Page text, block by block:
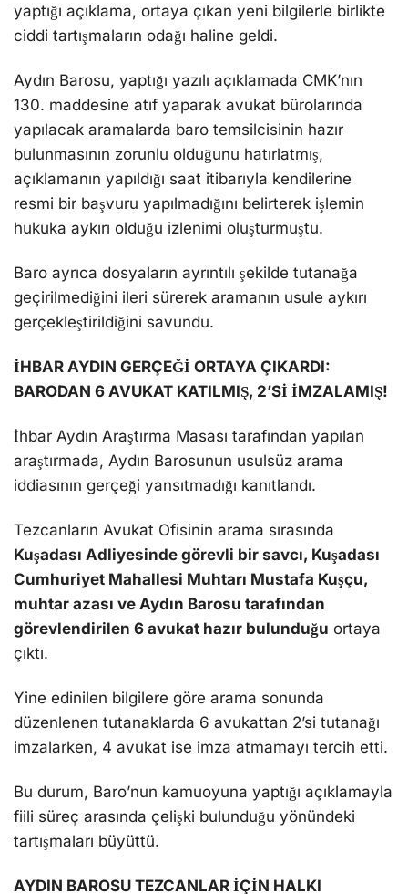
yaptığı açıklama, ortaya çıkan yeni bilgilerle birlikte
ciddi tartışmaların odağı haline geldi.
Aydın Barosu, yaptığı yazılı açıklamada CMK’nın
130. maddesine atıf yaparak avukat bürolarında
yapılacak aramalarda baro temsilcisinin hazır
bulunmasının zorunlu olduğunu hatırlatmış,
açıklamanın yapıldığı saat itibarıyla kendilerine
resmi bir başvuru yapılmadığını belirterek işlemin
hukuka aykırı olduğu izlenimi oluşturmuştu.
Baro ayrıca dosyaların ayrıntılı şekilde tutanağa
geçirilmediğini ileri sürerek aramanın usule aykırı
gerçekleştirildiğini savundu.
İHBAR AYDIN GERÇEĞİ ORTAYA ÇIKARDI:
BARODAN 6 AVUKAT KATILMIŞ, 2’Sİ İMZALAMIŞ!
İhbar Aydın Araştırma Masası tarafından yapılan
araştırmada, Aydın Barosunun usulsüz arama
iddiasının gerçeği yansıtmadığı kanıtlandı.
Tezcanların Avukat Ofisinin arama sırasında
Kuşadası Adliyesinde görevli bir savcı, Kuşadası
Cumhuriyet Mahallesi Muhtarı Mustafa Kuşçu,
muhtar azası ve Aydın Barosu tarafından
görevlendirilen 6 avukat hazır bulunduğu ortaya
çıktı.
Yine edinilen bilgilere göre arama sonunda
düzenlenen tutanaklarda 6 avukattan 2’si tutanağı
imzalarken, 4 avukat ise imza atmamayı tercih etti.
Bu durum, Baro’nun kamuoyuna yaptığı açıklamayla
fiili süreç arasında çelişki bulunduğu yönündeki
tartışmaları büyüttü.
AYDIN BAROSU TEZCANLAR İÇİN HALKI